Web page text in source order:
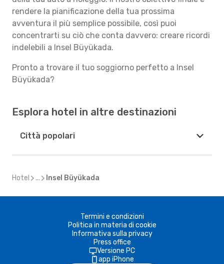
rendere la pianificazione della tua prossima
avventura il più semplice possibile, così puoi
concentrarti su ciò che conta davvero: creare ricordi
indelebili a Insel Büyükada.
Pronto a trovare il tuo soggiorno perfetto a Insel
Büyükada?
Esplora hotel in altre destinazioni
Città popolari
Hotel ... Insel Büyükada
Termini e condizioni
Politica in materia di cookie
Informativa sulla privacy
Press office
Versione PC
app iPhone